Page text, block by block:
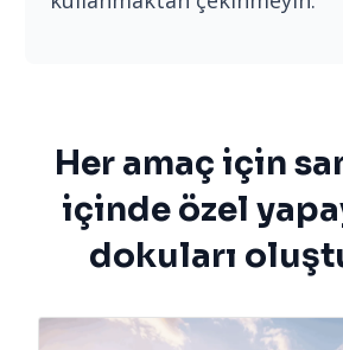
Her amaç için
içinde özel
dokuları